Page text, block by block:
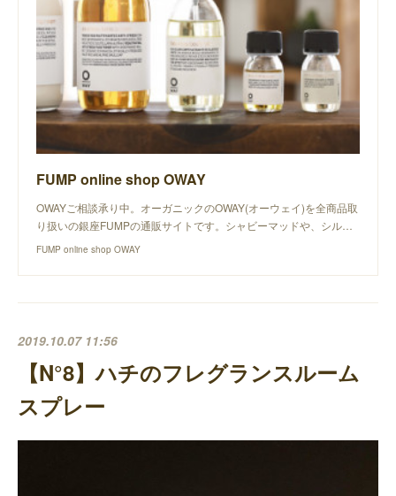
FUMP online shop OWAY
OWAYご相談承り中。オーガニックのOWAY(オーウェイ)を全商品取
り扱いの銀座FUMPの通販サイトです。シャビーマッドや、シル…
FUMP online shop OWAY
2019.10.07 11:56
【N°8】ハチのフレグランスルーム
スプレー